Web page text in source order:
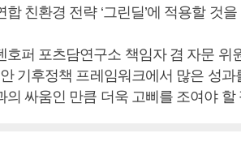
합 친환경 전략 ‘그린딜’에 적용할 것
호퍼 포츠담연구소 책임자 겸 자문 위
기후정책 프레임워크에서 많은 성과
의 싸움인 만큼 더욱 고삐를 조여야